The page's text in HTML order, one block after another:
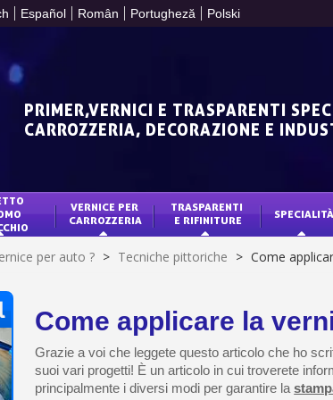
Español Român Portugheză Polski
PRIMER,VERNICI E TRASPARENTI
CARROZZERIA, DECORAZIONE E
VERNICE PER
CARROZZERIA
TRASPARENTI
E RIFINITURE
SPECIALITÀ
per auto ? > Tecniche pittoriche > Come
Come applicare la
Grazie a voi che leggete questo articolo che ho
suoi vari progetti! È un articolo in cui troverete
principalmente i diversi modi per garantire la